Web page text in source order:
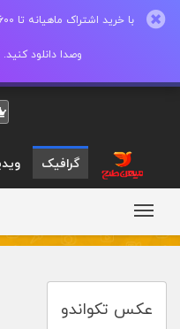
وصدا دانلود کنید.
گرافیک
عکس تکواندو